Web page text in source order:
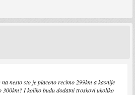
nesto sto je placeno recimo 299km a kasnije
300km? I koliko budu dodatni troskovi ukoliko